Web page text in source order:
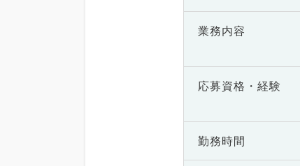
業務内容
応募資格・ 経験
勤務時間